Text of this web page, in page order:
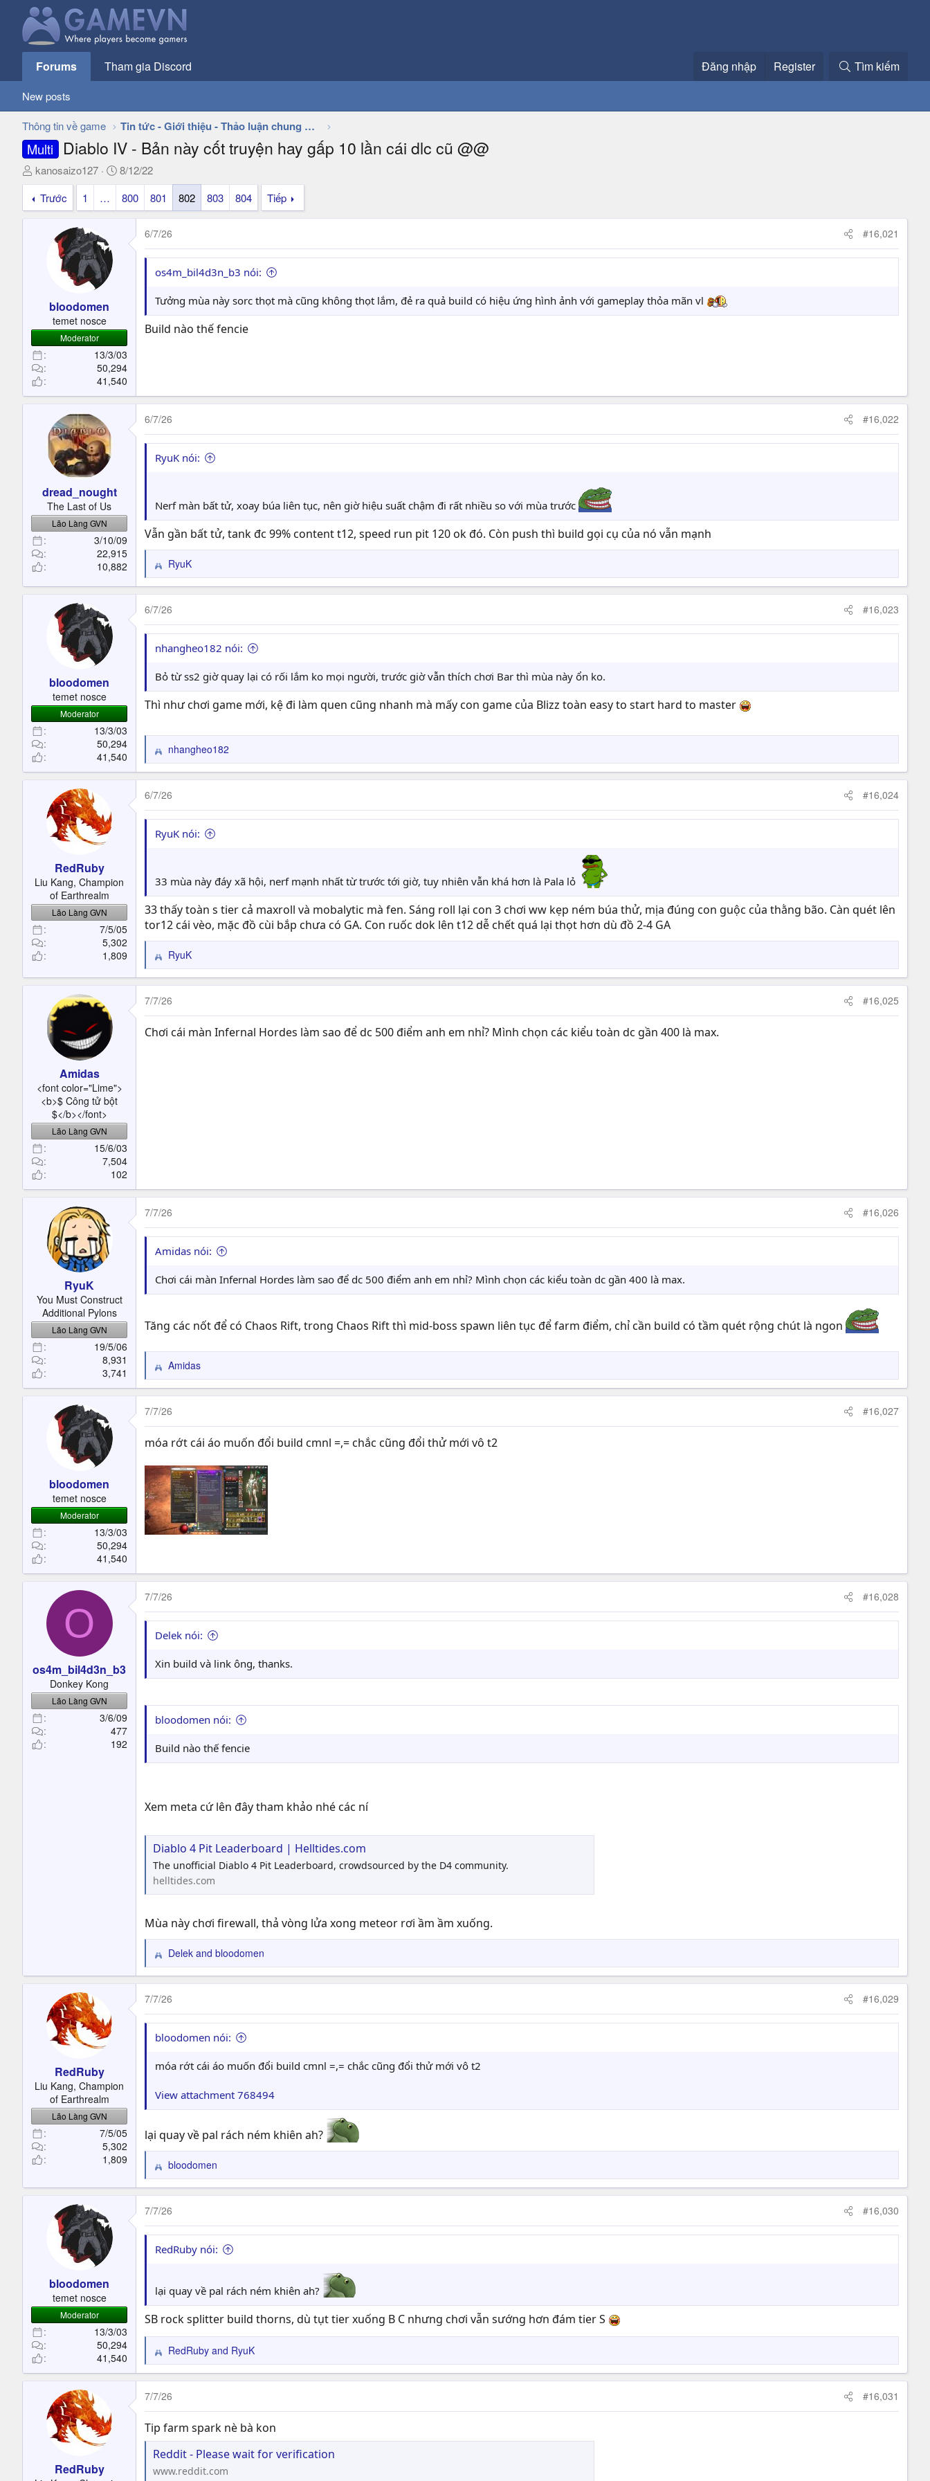
Forums Tham gia Discord Đăng nhập Register Tìm kiếm
New posts
Thông tin về game Tin tức - Giới thiệu - Thảo luận chung về game
Multi Diablo IV - Bản này cốt truyện hay gấp 10 lần cái dlc cũ @@
T
h
e
e
r
kanosaizo127
N
g
à
y
8/12/22
Trước
1 … 800 801 802 803 804 Tiếp
bloodomen
temet nosce
Moderator
13/3/03
50,294
41,540
6/7/26 #16,021
os4m_bil4d3n_b3 nói:
Tưởng mùa này sorc thọt mà cũng không thọt lắm, đẻ ra quả build có hiệu ứng hình ảnh với gameplay thỏa mãn vl
Build nào thế fencie
dread_nought
The Last of Us
Lão Làng GVN
3/10/09
22,915
10,882
6/7/26 #16,022
RyuK nói:
Nerf màn bất tử, xoay búa liên tục, nên giờ hiệu suất chậm đi rất nhiều so với mùa trước
Vẫn gần bất tử, tank đc 99% content t12, speed run pit 120 ok đó. Còn push thì build gọi cụ của nó vẫn mạnh
R
e
a
c
t
i
o
s
RyuK
bloodomen
temet nosce
Moderator
13/3/03
50,294
41,540
6/7/26 #16,023
nhangheo182 nói:
Bỏ từ ss2 giờ quay lại có rối lắm ko mọi người, trước giờ vẫn thích chơi Bar thì mùa này ổn ko.
Thì như chơi game mới, kệ đi làm quen cũng nhanh mà mấy con game của Blizz toàn easy to start hard to master
R
e
a
c
t
i
o
nhangheo182
RedRuby
Liu Kang, Champion
of Earthrealm
Lão Làng GVN
7/5/05
5,302
1,809
6/7/26 #16,024
RyuK nói:
33 mùa này đáy xã hội, nerf mạnh nhất từ trước tới giờ, tuy nhiên vẫn khá hơn là Pala lỏ
33 thấy toàn s tier cả maxroll và mobalytic mà fen. Sáng roll lại con 3 chơi ww kẹp ném búa thử, mịa đúng con guộc của thằng bão. Càn quét lên
tor12 cái vèo, mặc đồ cùi bắp chưa có GA. Con ruốc dok lên t12 dễ chết quá lại thọt hơn dù đồ 2-4 GA
R
e
a
c
t
i
o
RyuK
Amidas
<font color="Lime">
<b>$ Công tử bột
$</b></font>
Lão Làng GVN
15/6/03
7,504
102
7/7/26 #16,025
Chơi cái màn Infernal Hordes làm sao để dc 500 điểm anh em nhỉ? Mình chọn các kiểu toàn dc gần 400 là max.
RyuK
You Must Construct
Additional Pylons
Lão Làng GVN
19/5/06
8,931
3,741
7/7/26 #16,026
Amidas nói:
Chơi cái màn Infernal Hordes làm sao để dc 500 điểm anh em nhỉ? Mình chọn các kiểu toàn dc gần 400 là max.
Tăng các nốt để có Chaos Rift, trong Chaos Rift thì mid-boss spawn liên tục để farm điểm, chỉ cần build có tầm quét rộng chút là ngon
R
e
a
c
t
o
n
s
:
Amidas
bloodomen
temet nosce
Moderator
13/3/03
50,294
41,540
7/7/26 #16,027
móa rớt cái áo muốn đổi build cmnl =,= chắc cũng đổi thử mới vô t2
O
os4m_bil4d3n_b3
Donkey Kong
Lão Làng GVN
3/6/09
477
192
7/7/26 #16,028
Delek nói:
Xin build và link ông, thanks.
bloodomen nói:
Build nào thế fencie
Xem meta cứ lên đây tham khảo nhé các ní
Diablo 4 Pit Leaderboard | Helltides.com
The unofficial Diablo 4 Pit Leaderboard, crowdsourced by the D4 community.
helltides.com
Mùa này chơi firewall, thả vòng lửa xong meteor rơi ầm ầm xuống.
R
e
a
c
t
i
o
s
Delek and bloodomen
RedRuby
Liu Kang, Champion
of Earthrealm
Lão Làng GVN
7/5/05
5,302
1,809
7/7/26 #16,029
bloodomen nói:
móa rớt cái áo muốn đổi build cmnl =,= chắc cũng đổi thử mới vô t2
View attachment 768494
lại quay về pal rách ném khiên ah?
R
e
a
c
t
i
o
bloodomen
bloodomen
temet nosce
Moderator
13/3/03
50,294
41,540
7/7/26 #16,030
RedRuby nói:
lại quay về pal rách ném khiên ah?
SB rock splitter build thorns, dù tụt tier xuống B C nhưng chơi vẫn sướng hơn đám tier S
R
e
a
c
t
i
o
n
s
:
RedRuby and RyuK
RedRuby
7/7/26 #16,031
Tip farm spark nè bà kon
Reddit - Please wait for verification
www.reddit.com